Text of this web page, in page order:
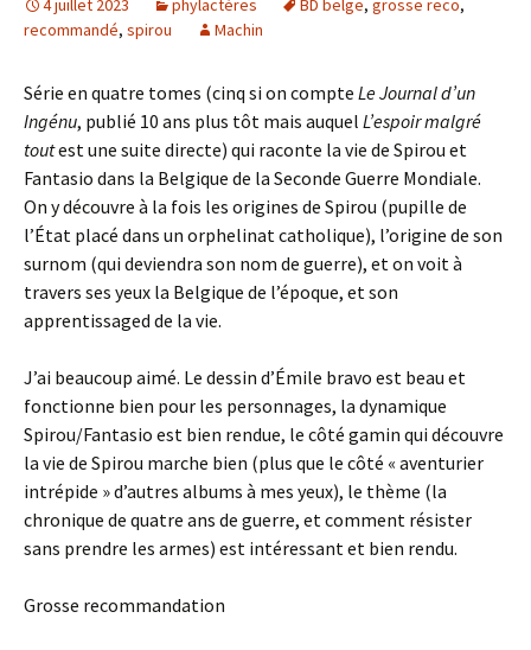
recommandé, spirou Machin
Série en quatre tomes (cinq si on compte Le Journal d’un
Ingénu, publié 10 ans plus tôt mais auquel L’espoir malgré
toutest une suite directe) qui raconte la vie de Spirou et
Fantasio dans la Belgique de la Seconde Guerre Mondiale.
On y découvre à la fois les origines de Spirou (pupille de
l’État placé dans un orphelinat catholique), l’origine de son
surnom (qui deviendra son nom de guerre), et on voit à
travers ses yeux la Belgique de l’époque, et son
apprentissaged de la vie.
J’ai beaucoup aimé. Le dessin d’Émile bravo est beau et
fonctionne bien pour les personnages, la dynamique
Spirou/Fantasio est bien rendue, le côté gamin qui découvre
la vie de Spirou marche bien (plus que le côté « aventurier
intrépide » d’autres albums à mes yeux), le thème (la
chronique de quatre ans de guerre, et comment résister
sans prendre les armes) est intéressant et bien rendu.
Grosse recommandation